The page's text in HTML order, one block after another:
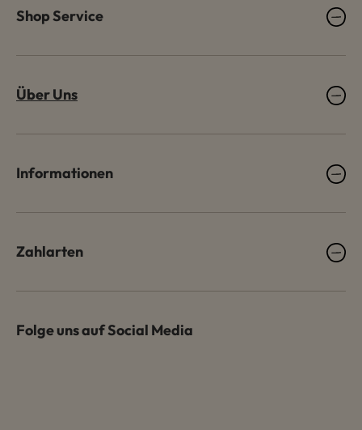
Shop Service
Über Uns
Informationen
Zahlarten
Folge uns auf Social Media